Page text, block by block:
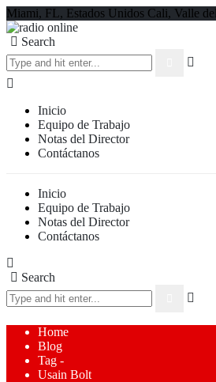
Miami, FL, Estados Unidos Cali, Valle
Search
Inicio
Equipo de Trabajo
Notas del Director
Contáctanos
Inicio
Equipo de Trabajo
Notas del Director
Contáctanos
Search
Home
Blog
Tag -
Usain Bolt